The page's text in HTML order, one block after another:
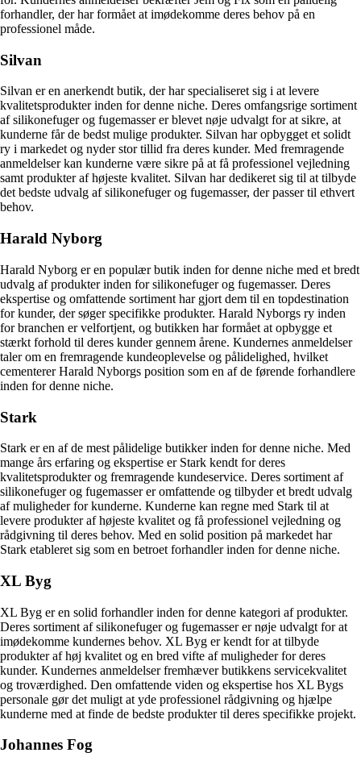
forhandler, der har formået at imødekomme deres behov på en
professionel måde.
Silvan
Silvan er en anerkendt butik, der har specialiseret sig i at levere
kvalitetsprodukter inden for denne niche. Deres omfangsrige sortiment
af silikonefuger og fugemasser er blevet nøje udvalgt for at sikre, at
kunderne får de bedst mulige produkter. Silvan har opbygget et solidt
ry i markedet og nyder stor tillid fra deres kunder. Med fremragende
anmeldelser kan kunderne være sikre på at få professionel vejledning
samt produkter af højeste kvalitet. Silvan har dedikeret sig til at tilbyde
det bedste udvalg af silikonefuger og fugemasser, der passer til ethvert
behov.
Harald Nyborg
Harald Nyborg er en populær butik inden for denne niche med et bredt
udvalg af produkter inden for silikonefuger og fugemasser. Deres
ekspertise og omfattende sortiment har gjort dem til en topdestination
for kunder, der søger specifikke produkter. Harald Nyborgs ry inden
for branchen er velfortjent, og butikken har formået at opbygge et
stærkt forhold til deres kunder gennem årene. Kundernes anmeldelser
taler om en fremragende kundeoplevelse og pålidelighed, hvilket
cementerer Harald Nyborgs position som en af de førende forhandlere
inden for denne niche.
Stark
Stark er en af de mest pålidelige butikker inden for denne niche. Med
mange års erfaring og ekspertise er Stark kendt for deres
kvalitetsprodukter og fremragende kundeservice. Deres sortiment af
silikonefuger og fugemasser er omfattende og tilbyder et bredt udvalg
af muligheder for kunderne. Kunderne kan regne med Stark til at
levere produkter af højeste kvalitet og få professionel vejledning og
rådgivning til deres behov. Med en solid position på markedet har
Stark etableret sig som en betroet forhandler inden for denne niche.
XL Byg
XL Byg er en solid forhandler inden for denne kategori af produkter.
Deres sortiment af silikonefuger og fugemasser er nøje udvalgt for at
imødekomme kundernes behov. XL Byg er kendt for at tilbyde
produkter af høj kvalitet og en bred vifte af muligheder for deres
kunder. Kundernes anmeldelser fremhæver butikkens servicekvalitet
og troværdighed. Den omfattende viden og ekspertise hos XL Bygs
personale gør det muligt at yde professionel rådgivning og hjælpe
kunderne med at finde de bedste produkter til deres specifikke projekt.
Johannes Fog